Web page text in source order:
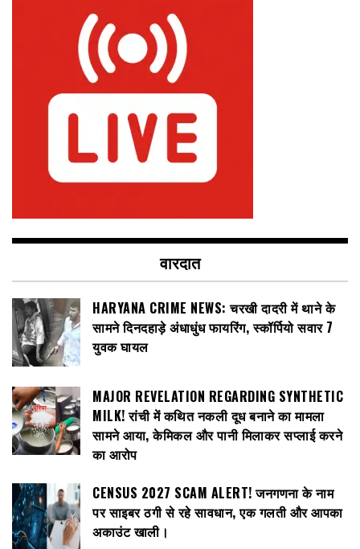
वारदात
HARYANA CRIME NEWS: चरखी दादरी में थाने के
सामने दिनदहाड़े अंधाधुंध फायरिंग, स्कॉर्पियो सवार 7
युवक घायल
MAJOR REVELATION REGARDING SYNTHETIC
MILK! रांची में कथित नकली दूध बनाने का मामला
सामने आया, केमिकल और पानी मिलाकर सप्लाई करने
का आरोप
CENSUS 2027 SCAM ALERT! जनगणना के नाम
पर साइबर ठगी से रहे सावधान, एक गलती और आपका
अकाउंट खाली।